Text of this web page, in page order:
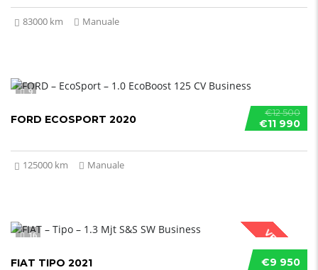
83000 km Manuale
9
€12 500
€11 990
FORD ECOSPORT 2020
125000 km Manuale
VENDUTO
16
€9 950
FIAT TIPO 2021